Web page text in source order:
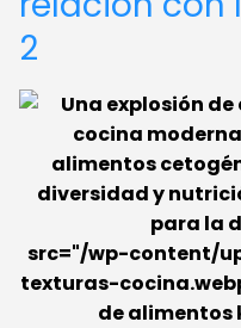
2
src="/wp-content/
texturas-
de alimentos